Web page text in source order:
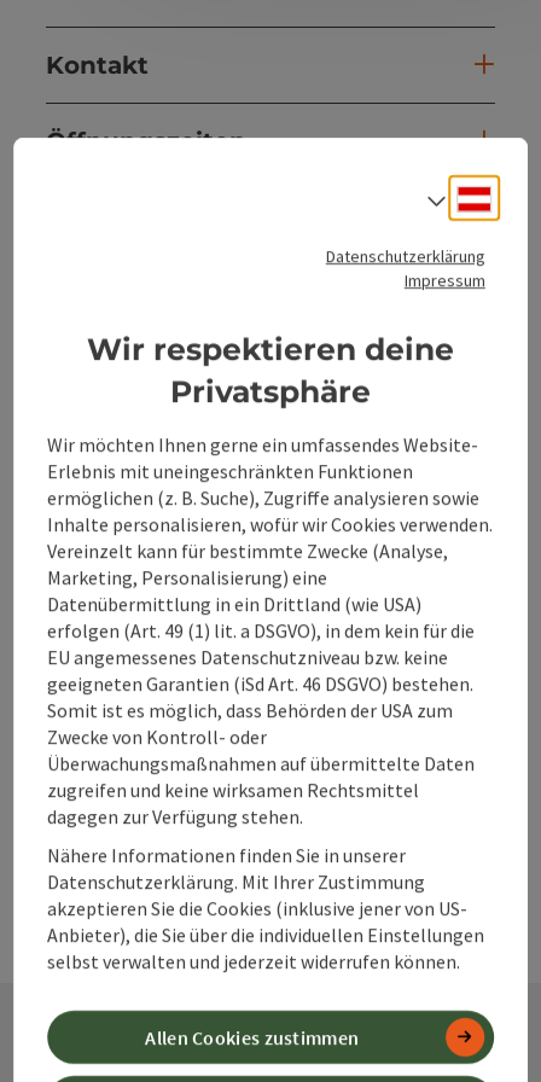
Kontakt
Öffnungszeiten
Eignung
Barrierefreiheit
Beitrag merken
zum Merkzettel
PDF erstellen
Beitrag drucken
In der Nähe
powered byTOURDATA Änderung vorschlagen
Datenschutzerklärung
Impressum
Wir respektieren deine
Privatsphäre
Wir möchten Ihnen gerne ein umfassendes Website-
Erlebnis mit uneingeschränkten Funktionen
ermöglichen (z. B. Suche), Zugriffe analysieren sowie
Inhalte personalisieren, wofür wir Cookies verwenden.
Vereinzelt kann für bestimmte Zwecke (Analyse,
Marketing, Personalisierung) eine
Datenübermittlung in ein Drittland (wie USA)
erfolgen (Art. 49 (1) lit. a DSGVO), in dem kein für die
EU angemessenes Datenschutzniveau bzw. keine
geeigneten Garantien (iSd Art. 46 DSGVO) bestehen.
Somit ist es möglich, dass Behörden der USA zum
Zwecke von Kontroll- oder
Überwachungsmaßnahmen auf übermittelte Daten
zugreifen und keine wirksamen Rechtsmittel
dagegen zur Verfügung stehen.
Nähere Informationen finden Sie in unserer
Datenschutzerklärung. Mit Ihrer Zustimmung
akzeptieren Sie die Cookies (inklusive jener von US-
Anbieter), die Sie über die individuellen Einstellungen
selbst verwalten und jederzeit widerrufen können.
Allen Cookies zustimmen